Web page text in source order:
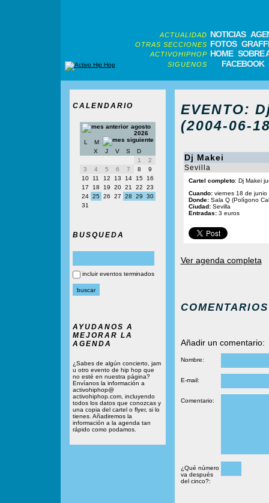
ACTUALIDAD NOTICIAS
OTRAS SECCIONES FOTOS
ACTIVOHIPHOP HOME SOBRE
SIGUENOS FACEBOOK
CALENDARIO
agosto
2026
L
M
X
J V S
D
1
2
3
4 5 6 7 8
9
10
11 12 13 14 15
16
17
18 19 20 21 22
23
24 25 26 27 28 29
30
31
BUSQUEDA
incluir eventos terminados
AYUDANOS A
MEJORAR LA
AGENDA
¿Sabes de algún concierto, jam
u otro evento de hip hop que
no esté en nuestra página?
Envíanos la información a
activohiphop@
activohiphop.com, incluyendo
todos los datos que conozcas y
una copia del cartel o flyer, si lo
tienes. Añadiremos la
información a la agenda tan
rápido como podamos.
EVENTO:
(2004-06-
Dj Makei
Sevilla
Cartel completo: Dj Makei
Cuando:viernes 18 de junio
Donde:Sala Q (Polígono
Ciudad:Sevilla
Entradas: 3 euros
Ver agenda completa
COMENTARIOS
Añadir un comentario:
Nombre:
E-mail:
Comentario:
¿Qué número
va después
del cinco?: